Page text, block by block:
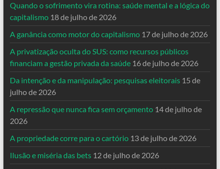
Quando o sofrimento vira rotina: saúde mental e a lógica do
capitalismo 18 de julho de 2026
A ganância como motor do capitalismo 17 de julho de 2026
A privatização oculta do SUS: como recursos públicos
financiam a gestão privada da saúde 16 de julho de 2026
Da intenção e da manipulação: pesquisas eleitorais 15 de
julho de 2026
A repressão que nunca fica sem orçamento 14 de julho de
2026
A propriedade corre para o cartório 13 de julho de 2026
Ilusão e miséria das bets 12 de julho de 2026